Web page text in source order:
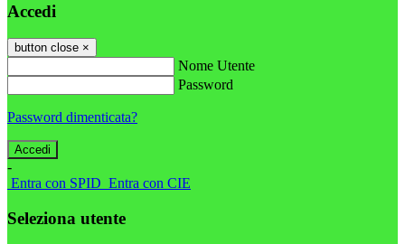
Accedi
button close ×
Nome Utente
Password
Password dimenticata?
-
Entra con SPID Entra con CIE
Seleziona utente